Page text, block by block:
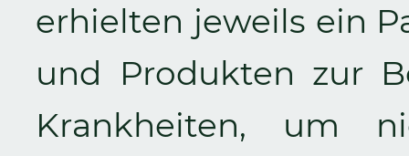
erhielten jeweils ein
und Produkten zur
Krankheiten, um